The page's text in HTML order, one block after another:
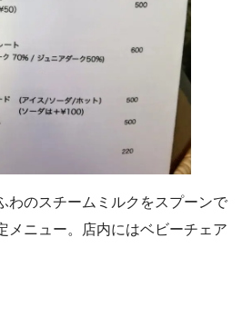
わのスチームミルクをスプーンで
メニュー。店内にはベビーチェア